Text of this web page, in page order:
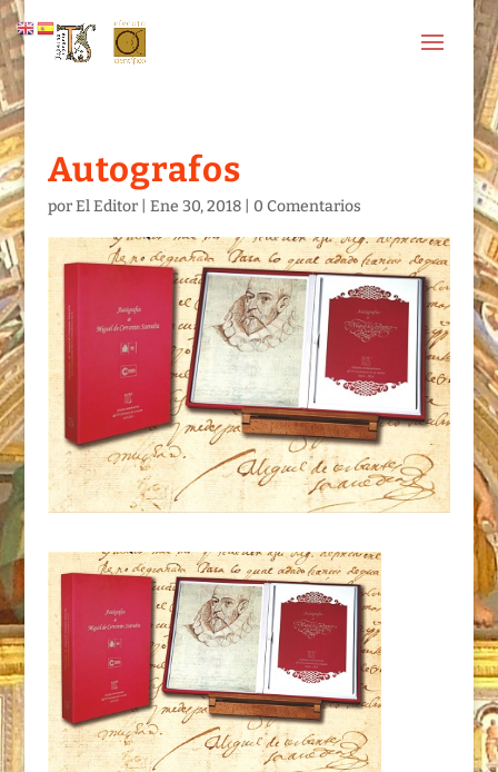
Autografos
porEl Editor| Ene 30, 2018| 0 Comentarios